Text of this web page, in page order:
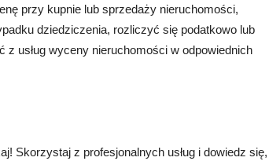
przy kupnie lub sprzedaży nieruchomości,
dziedziczenia, rozliczyć się podatkowo lub
usług wyceny nieruchomości w odpowiednich
Skorzystaj z profesjonalnych usług i dowiedz się,